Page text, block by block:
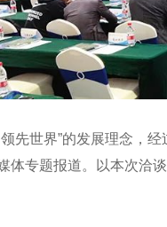
先世界”的发展理念，
体专题报道。以本次洽